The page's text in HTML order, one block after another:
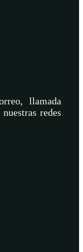
llamada
redes